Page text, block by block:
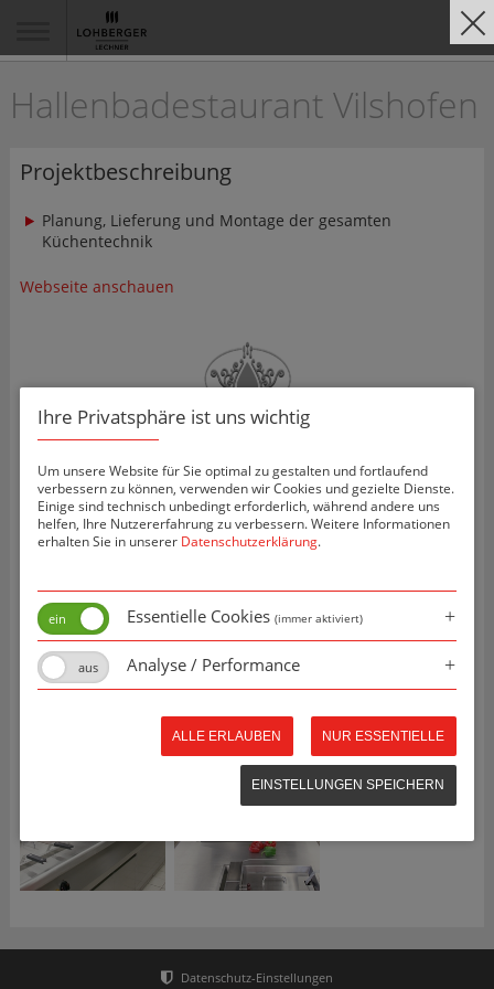
Hallenbadestaurant Vilshofen
Projektbeschreibung
Planung, Lieferung und Montage der gesamten
Küchentechnik
Webseite anschauen
Projektbilder
Ihre Privatsphäre ist uns wichtig
Um unsere Website für Sie optimal zu gestalten und fortlaufend
verbessern zu können, verwenden wir Cookies und gezielte Dienste.
Einige sind technisch unbedingt erforderlich, während andere uns
helfen, Ihre Nutzererfahrung zu verbessern. Weitere Informationen
erhalten Sie in unserer Datenschutzerklärung.
ALLE ERLAUBEN NUR ESSENTIELLE
EINSTELLUNGEN SPEICHERN
Essentielle Cookies (immer aktiviert)
Analyse / Performance